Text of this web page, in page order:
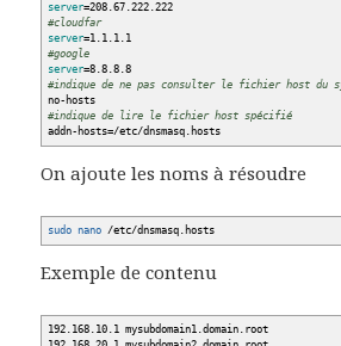
server=208.67.222.222
#cloudfar
server=1.1.1.1
#google
server=8.8.8.8
#indique de ne pas consulter le fichier host du
no-hosts
#indique de lire le fichier host spécifié
addn-hosts=/etc/dnsmasq.hosts
On ajoute les noms à résoudre
sudo nano /etc/dnsmasq.hosts
Exemple de contenu
192.168.10.1 mysubdomain1.domain.root